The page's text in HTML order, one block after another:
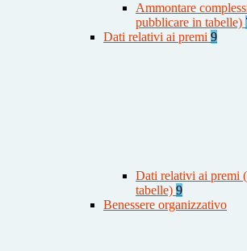
Ammontare
pubblicare in tabelle)
Dati relativi ai premi 9
Dati relativi ai premi
tabelle) 9
Benessere organizzativo